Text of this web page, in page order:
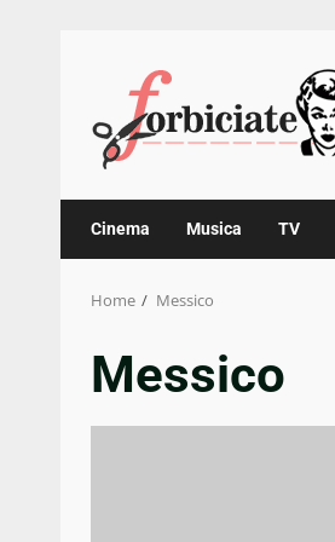
content
Cinema Musica TV
Home Messico
Messico